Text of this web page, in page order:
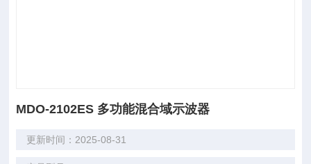
MDO-2102ES 多功能混合域示波器
更新时间：2025-08-31